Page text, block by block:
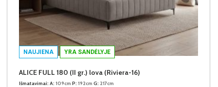
NAUJIENA YRA SANDĖLYJE
ALICE FULL 180 (II gr.) lova (Riviera-16)
Išmatavimai: A: 109cm P: 192cm G: 217cm